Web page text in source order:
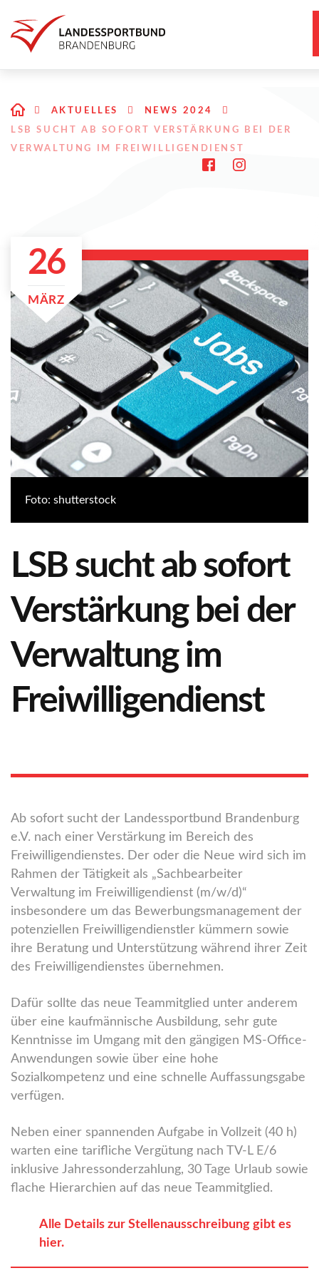
AKTUELLES NEWS 2024
LSB SUCHT AB SOFORT VERSTÄRKUNG BEI DER
VERWALTUNG IM FREIWILLIGENDIENST
26
MÄRZ
Foto: shutterstock
LSB sucht ab sofort
Verstärkung bei der
Verwaltung im
Freiwilligendienst
Ab sofort sucht der Landessportbund Brandenburg
e.V. nach einer Verstärkung im Bereich des
Freiwilligendienstes. Der oder die Neue wird sich im
Rahmen der Tätigkeit als „Sachbearbeiter
Verwaltung im Freiwilligendienst (m/w/d)“
insbesondere um das Bewerbungsmanagement der
potenziellen Freiwilligendienstler kümmern sowie
ihre Beratung und Unterstützung während ihrer Zeit
des Freiwilligendienstes übernehmen.
Dafür sollte das neue Teammitglied unter anderem
über eine kaufmännische Ausbildung, sehr gute
Kenntnisse im Umgang mit den gängigen MS-Office-
Anwendungen sowie über eine hohe
Sozialkompetenz und eine schnelle Auffassungsgabe
verfügen.
Neben einer spannenden Aufgabe in Vollzeit (40 h)
warten eine tarifliche Vergütung nach TV-L E/6
inklusive Jahressonderzahlung, 30 Tage Urlaub sowie
flache Hierarchien auf das neue Teammitglied.
Alle Details zur Stellenausschreibung gibt es
hier.